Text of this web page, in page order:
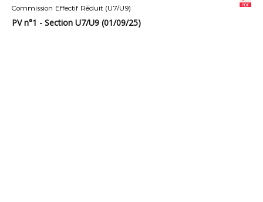
Commission Effectif Réduit (U7/U9)
PV n°1 - Section U7/U9 (01/09/25)